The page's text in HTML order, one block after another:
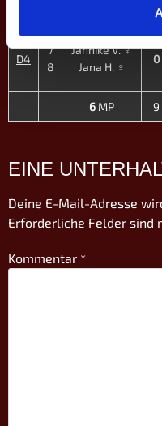
D4
7
8
Jannike V. ♀
Jana H. ♀
0
6 MP 9
EINE
Deine E-Mail-Adresse
Erforderliche Felder sind
Kommentar *